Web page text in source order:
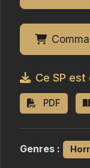
Ce SP
PDF
Genres :